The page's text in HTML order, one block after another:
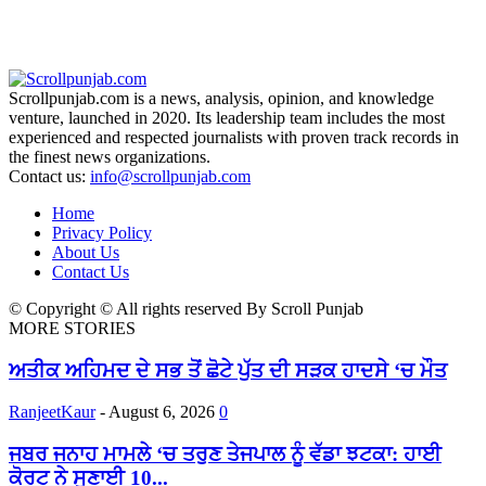
Scrollpunjab.com is a news, analysis, opinion, and knowledge
venture, launched in 2020. Its leadership team includes the most
experienced and respected journalists with proven track records in
the finest news organizations.
Contact us: info@scrollpunjab.com
Home
Privacy Policy
About Us
Contact Us
© Copyright © All rights reserved By Scroll Punjab
MORE STORIES
ਅਤੀਕ ਅਹਿਮਦ ਦੇ ਸਭ ਤੋਂ ਛੋਟੇ ਪੁੱਤ ਦੀ ਸੜਕ ਹਾਦਸੇ ‘ਚ ਮੌਤ
RanjeetKaur - August 6, 2026 0
ਜਬਰ ਜਨਾਹ ਮਾਮਲੇ ‘ਚ ਤਰੁਣ ਤੇਜਪਾਲ ਨੂੰ ਵੱਡਾ ਝਟਕਾ: ਹਾਈ
ਕੋਰਟ ਨੇ ਸੁਣਾਈ 10...